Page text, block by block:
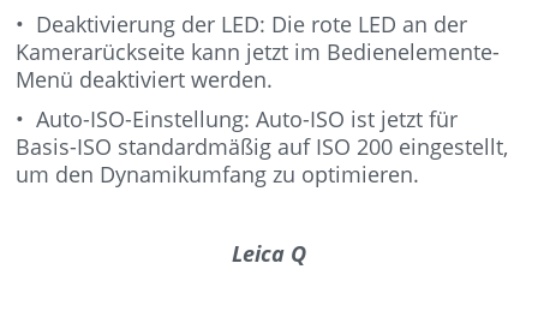
• Deaktivierung der LED: Die rote LED an der
Kamerarückseite kann jetzt im Bedienelemente-
Menü deaktiviert werden.
• Auto-ISO-Einstellung: Auto-ISO ist jetzt für
Basis-ISO standardmäßig auf ISO 200 eingestellt,
um den Dynamikumfang zu optimieren.
Leica Q